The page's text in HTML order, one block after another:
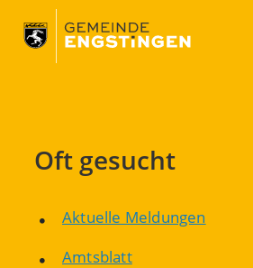
Oft gesucht
Aktuelle Meldungen
Amtsblatt